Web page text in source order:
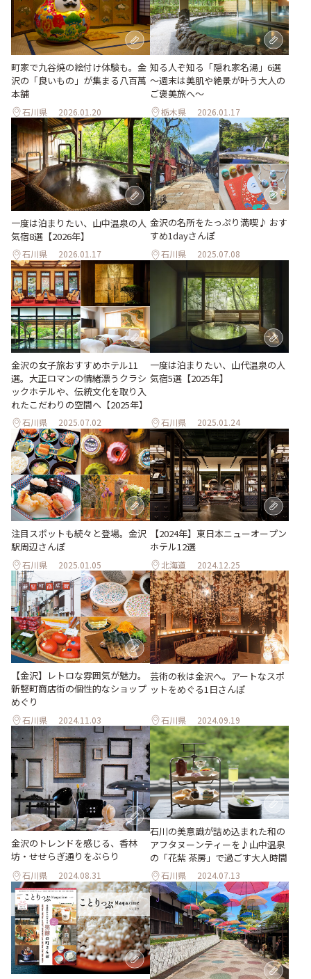
町家で九谷焼の絵付け体験も。金
沢の「良いもの」が集まる八百萬
本舗
石川県 2026.01.20
知る人ぞ知る「隠れ家名湯」6選
～週末は美肌や絶景が叶う大人の
ご褒美旅へ～
栃木県 2026.01.17
一度は泊まりたい、山中温泉の人
気宿8選【2026年】
石川県 2026.01.17
金沢の名所をたっぷり満喫♪ おす
すめ1dayさんぽ
石川県 2025.07.08
金沢の女子旅おすすめホテル11
選。大正ロマンの情緒漂うクラシ
ックホテルや、伝統文化を取り入
れたこだわりの空間へ【2025年】
石川県 2025.07.02
一度は泊まりたい、山代温泉の人
気宿5選【2025年】
石川県 2025.01.24
注目スポットも続々と登場。金沢
駅周辺さんぽ
石川県 2025.01.05
【2024年】東日本ニューオープン
ホテル12選
北海道 2024.12.25
【金沢】レトロな雰囲気が魅力。
新竪町商店街の個性的なショップ
めぐり
石川県 2024.11.03
芸術の秋は金沢へ。アートなスポ
ットをめぐる1日さんぽ
石川県 2024.09.19
金沢のトレンドを感じる、香林
坊・せせらぎ通りをぶらり
石川県 2024.08.31
石川の美意識が詰め込まれた和の
アフタヌーンティーを♪山中温泉
の「花紫 茶房」で過ごす大人時間
石川県 2024.07.13